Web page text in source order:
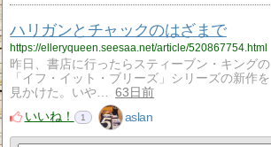
ハリガンとチャックのはざまで
https://elleryqueen.seesaa.net/article/520867754.html
昨日、書店に行ったらスティーブン・キングの
「イフ・イット・ブリーズ」シリーズの新作を
見かけた。いや…
63日前
いいね！
1 aslan